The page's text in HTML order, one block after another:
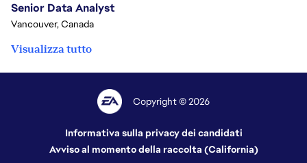
Senior Data Analyst
Vancouver, Canada
Visualizza tutto
Copyright © 2026
Informativa sulla privacy dei candidati
Avviso al momento della raccolta (California)